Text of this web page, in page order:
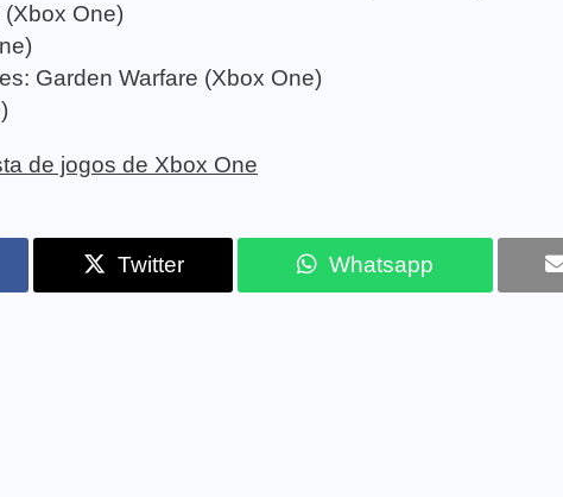
One)
Garden Warfare (Xbox One)
de jogos de Xbox One
Twitter Whatsapp